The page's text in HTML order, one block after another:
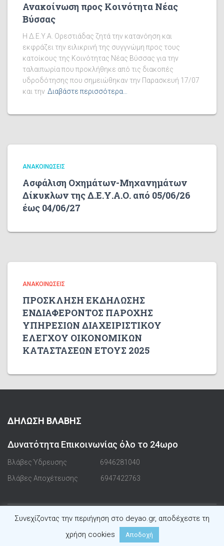
Ανακοίνωση προς Κοινότητα Νέας
Βύσσας
Η Δ.Ε.Υ.Α. Ορεστιάδας ζητά την κατανόηση και
εκφράζει την ειλικρινή της συγγνώμη προς τους
κατοίκους της Κοινότητας Νέας Βύσσας για την
ταλαιπωρία που προκλήθηκε από τις διακοπές
υδροδότησης που σημειώθηκαν την Παρασκευή 17/07
και την Διαβάστε περισσότερα…
ΑΝΑΚΟΙΝΏΣΕΙΣ
Ασφάλιση Οχημάτων-Μηχανημάτων
Δίκυκλων της Δ.Ε.Υ.Α.Ο. από 05/06/26
έως 04/06/27
ΑΝΑΚΟΙΝΏΣΕΙΣ
ΠΡΟΣΚΛΗΣΗ ΕΚΔΗΛΩΣΗΣ
ΕΝΔΙΑΦΕΡΟΝΤΟΣ ΠΑΡΟΧΗΣ
ΥΠΗΡΕΣΙΩΝ ΔΙΑΧΕΙΡΙΣΤΙΚΟΥ
ΕΛΕΓΧΟΥ ΟΙΚΟΝΟΜΙΚΩΝ
ΚΑΤΑΣΤΑΣΕΩΝ ΕΤΟΥΣ 2025
ΔΗΛΩΣΗ ΒΛΑΒΗΣ
Δυνατότητα Επικοινωνίας όλο το 24ωρο
Βλάβες Ύδρευσης
6946281040
Βλάβες Αποχέτευσης
6947422763
Hestia | Αναπτύχθηκε από ThemeIsle
Συνεχίζοντας την περιήγηση στο deyao.gr, αποδέχεστε τη
χρήση cookies
Αποδοχή